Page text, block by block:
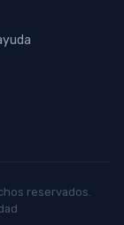
reservados.